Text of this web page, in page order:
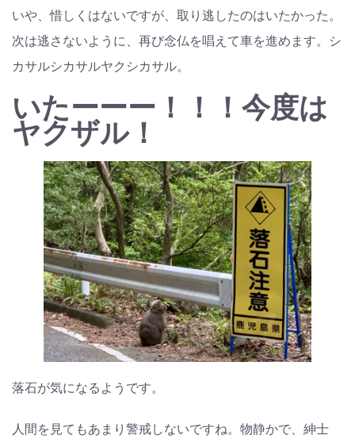
いや、惜しくはないですが、取り逃したのはいたかった。
次は逃さないように、再び念仏を唱えて車を進めます。シ
カサルシカサルヤクシカサル。
いたーーー！！！今度は
ヤクザル！
落石が気になるようです。
人間を見てもあまり警戒しないですね。物静かで、紳士